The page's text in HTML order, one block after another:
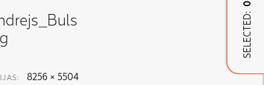
8256 × 5504
SELECTED:
0